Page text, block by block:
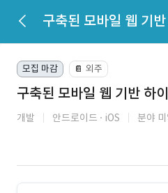
구축된 모바일 웹 기
모집 마감 📔 외주
구축된 모바일 웹 기반 하
개발 안드로이드 iOS 분야